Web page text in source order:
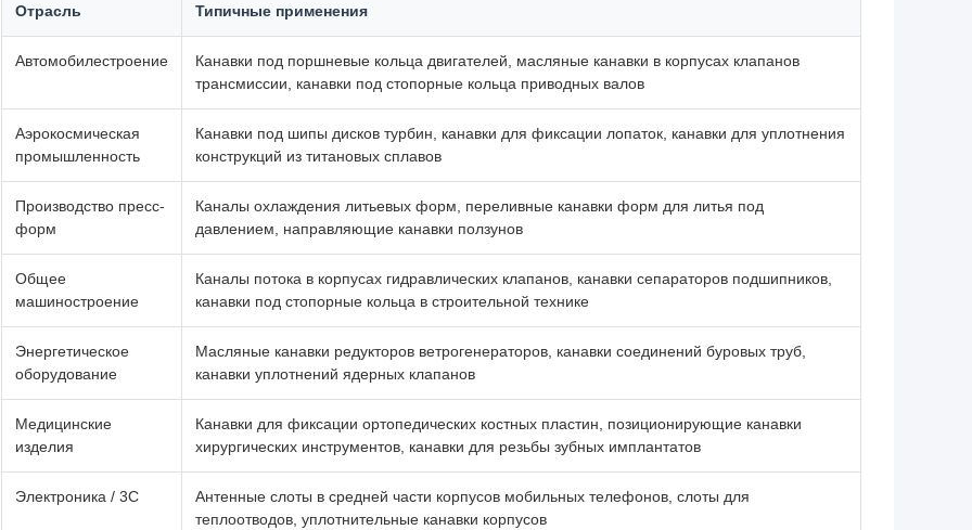
Отрасль Типичные применения
Автомобилестроение
Канавки под поршневые кольца двигателей, масляные канавки в корпусах клапанов
трансмиссии, канавки под стопорные кольца приводных валов
Аэрокосмическая
промышленность
Канавки под шипы дисков турбин, канавки для фиксации лопаток, канавки для уплотнения
конструкций из титановых сплавов
Производство пресс-
форм
Каналы охлаждения литьевых форм, переливные канавки форм для литья под
давлением, направляющие канавки ползунов
Общее
машиностроение
Каналы потока в корпусах гидравлических клапанов, канавки сепараторов подшипников,
канавки под стопорные кольца в строительной технике
Энергетическое
оборудование
Масляные канавки редукторов ветрогенераторов, канавки соединений буровых труб,
канавки уплотнений ядерных клапанов
Медицинские
изделия
Канавки для фиксации ортопедических костных пластин, позиционирующие канавки
хирургических инструментов, канавки для резьбы зубных имплантатов
Электроника / 3C
Антенные слоты в средней части корпусов мобильных телефонов, слоты для
теплоотводов, уплотнительные канавки корпусов